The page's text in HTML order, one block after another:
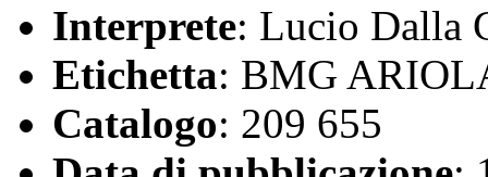
Interprete: Lucio Dalla
Etichetta: BMG
Catalogo: 209 655